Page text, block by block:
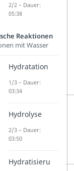
Fall 1 : Es gibt
Knall.
hörst ein
leichtes
2/2 – Dauer:
05:38
Reaktionen
mit Wasser
Hydratation
1/3 – Dauer:
03:34
Hydrolyse
2/3 – Dauer:
03:50
Hydratisieru